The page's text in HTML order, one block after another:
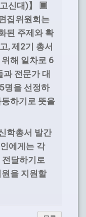
고신대)】 ▣
집위원회는
된 주제와 확
,제 2기 총서
해 일차로 6
과 전문가 대
명을 선정하
하기로 뜻을
학총서 발간
인에게는 각
전달하기로
원을 지원할